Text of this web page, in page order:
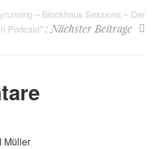
– Blockhaus Sessions – Der
Podcast": Nächster Beitrage
Müller